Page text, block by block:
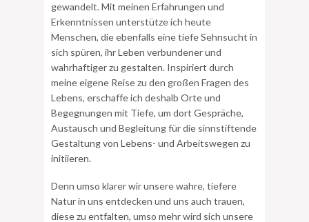
gewandelt. Mit meinen Erfahrungen und
Erkenntnissen unterstütze ich heute
Menschen, die ebenfalls eine tiefe Sehnsucht in
sich spüren, ihr Leben verbundener und
wahrhaftiger zu gestalten. Inspiriert durch
meine eigene Reise zu den großen Fragen des
Lebens, erschaffe ich deshalb Orte und
Begegnungen mit Tiefe, um dort Gespräche,
Austausch und Begleitung für die sinnstiftende
Gestaltung von Lebens- und Arbeitswegen zu
initiieren.
Denn umso klarer wir unsere wahre, tiefere
Natur in uns entdecken und uns auch trauen,
diese zu entfalten, umso mehr wird sich unsere